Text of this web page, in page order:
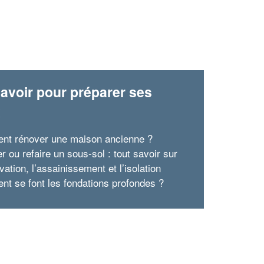
pour préparer ses
rénover une maison ancienne ?
ou refaire un sous-sol : tout savoir sur
l’assainissement et l’isolation
se font les fondations profondes ?